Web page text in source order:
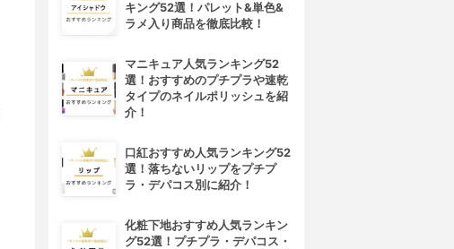
キング52選！パレット&単色&
ラメ入り商品を徹底比較！
マニキュア人気ランキング52
選！おすすめのプチプラや速乾
タイプのネイルポリッシュを紹
介！
口紅おすすめ人気ランキング52
選！落ちないリップをプチプ
ラ・デパコス別に紹介！
化粧下地おすすめ人気ランキン
グ52選！プチプラ・デパコス・